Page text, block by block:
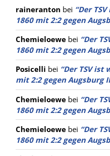
raineranton bei “Der
1860 mit 2:2 gegen
Chemieloewe bei “Der
1860 mit 2:2 gegen
Posicelli bei “Der TSV ist
mit 2:2 gegen Augsburg II
Chemieloewe bei “Der
1860 mit 2:2 gegen
Chemieloewe bei “Der
1860 mit 2:2 gegen